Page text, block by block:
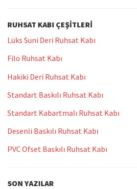
RUHSAT KABI ÇEŞITLERI
Lüks Suni Deri Ruhsat Kabı
Filo Ruhsat Kabı
Hakiki Deri Ruhsat Kabı
Standart Baskılı Ruhsat Kabı
Standart Kabartmalı Ruhsat Kabı
Desenli Baskılı Ruhsat Kabı
PVC Ofset Baskılı Ruhsat Kabı
SON YAZILAR